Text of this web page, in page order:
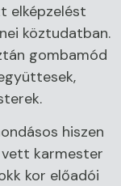
elképzelést
köztudatban.
gombamód
hiszen
karmester
kor előadói